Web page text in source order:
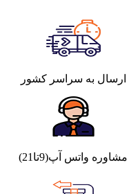
ارسال به سراسر کشور
مشاوره واتس آپ(9تا21)